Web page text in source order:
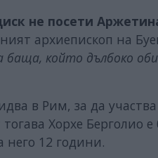
не посети
архиепископ на
баща, който дълбоко
в Рим, за да
Хорхе Берголио е
него 12 години.